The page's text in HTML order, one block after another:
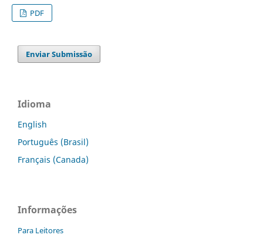
PDF
Enviar Submissão
Idioma
English
Português (Brasil)
Français (Canada)
Informações
Para Leitores